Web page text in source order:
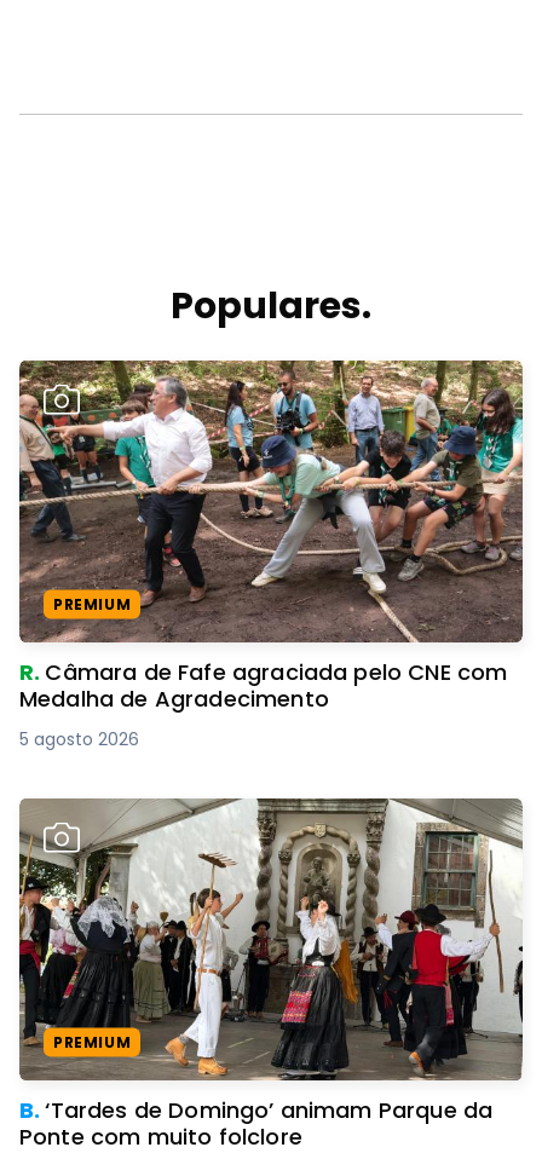
Populares.
PREMIUM
R. Câmara de Fafe agraciada pelo CNE com
Medalha de Agradecimento
5 agosto 2026
PREMIUM
B.‘Tardes de Domingo’ animam Parque da
Ponte com muito folclore